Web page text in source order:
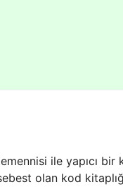
ile yapıcı
olan kod